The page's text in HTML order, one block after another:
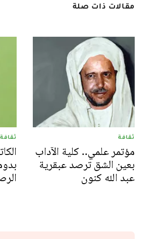
مقالات ذات صلة
ثقافة
مؤتمر علمي.. كلية الآداب
بعين الشق ترصد عبقرية
عبد الله كنون
ثقافة